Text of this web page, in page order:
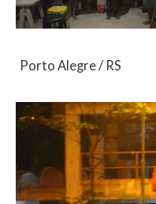
Porto Alegre / RS